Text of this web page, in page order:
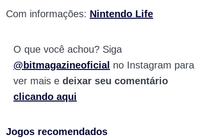
Com informações: Nintendo Life
O que você achou? Siga
@bitmagazineoficial no Instagram para
ver mais e deixar seu comentário
clicando aqui
Jogos recomendados